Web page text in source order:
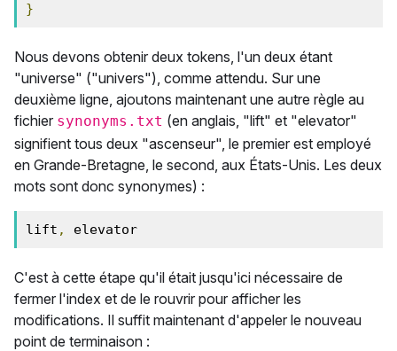
}
Nous devons obtenir deux tokens, l'un deux étant
"universe" ("univers"), comme attendu. Sur une
deuxième ligne, ajoutons maintenant une autre règle au
fichier synonyms.txt (en anglais, "lift" et "elevator"
signifient tous deux "ascenseur", le premier est employé
en Grande-Bretagne, le second, aux États-Unis. Les deux
mots sont donc synonymes) :
lift , elevator
C'est à cette étape qu'il était jusqu'ici nécessaire de
fermer l'index et de le rouvrir pour afficher les
modifications. Il suffit maintenant d'appeler le nouveau
point de terminaison :